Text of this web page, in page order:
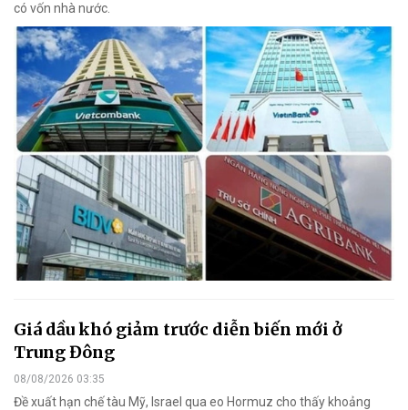
có vốn nhà nước.
Giá dầu khó giảm trước diễn biến mới ở
Trung Đông
08/08/2026 03:35
Đề xuất hạn chế tàu Mỹ, Israel qua eo Hormuz cho thấy khoảng